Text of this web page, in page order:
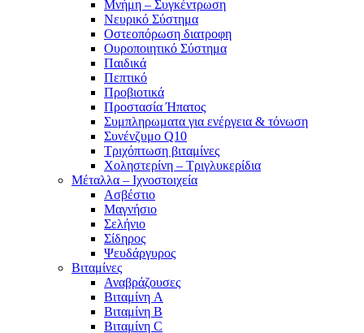
Μνήμη – Συγκέντρωση
Νευρικό Σύστημα
Οστεοπόρωση διατροφη
Ουροποιητικό Σύστημα
Παιδικά
Πεπτικό
Προβιοτικά
Προστασία Ήπατος
Συμπληρωματα για ενέργεια & τόνωση
Συνένζυμο Q10
Τριχόπτωση βιταμίνες
Χοληστερίνη – Τριγλυκερίδια
Μέταλλα – Ιχνοστοιχεία
Ασβέστιο
Μαγνήσιο
Σελήνιο
Σίδηρος
Ψευδάργυρος
Βιταμίνες
Αναβράζουσες
Βιταμίνη A
Βιταμίνη B
Βιταμίνη C